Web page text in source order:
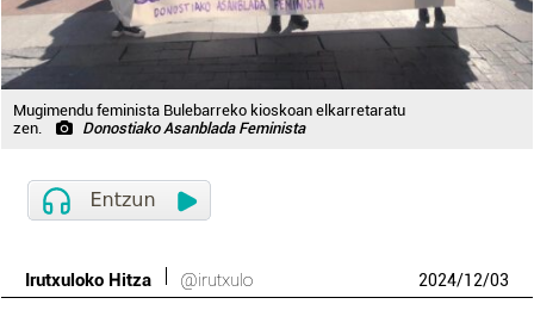
Mugimendu feminista Bulebarreko kioskoan elkarretaratu
zen.
Donostiako Asanblada Feminista
Irutxuloko Hitza @irutxulo 2024/12/03